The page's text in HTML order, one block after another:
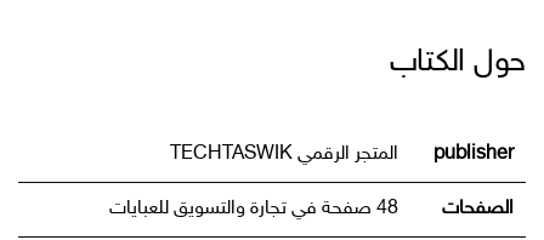
حول الكتاب
publisher المتجر الرقمي TECHTASWIK
الصفحات 48 صفحة في تجارة والتسويق للعبايات